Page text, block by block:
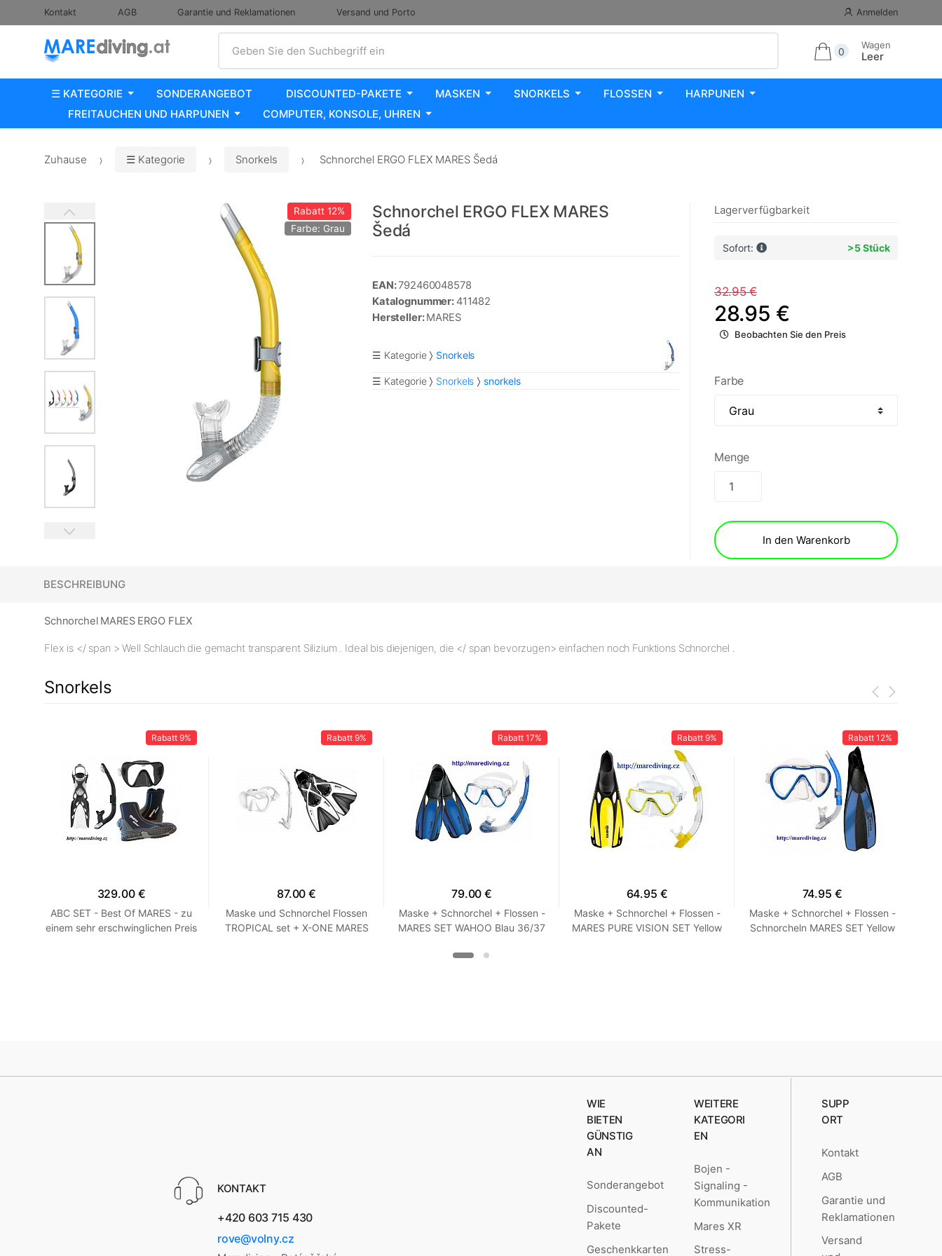
Kontakt AGB Garantie und Reklamationen Versand und Porto Anmelden
Geben Sie den Suchbegriff ein
0
Wagen
Leer
☰ KATEGORIE SONDERANGEBOT DISCOUNTED-PAKETE MASKEN SNORKELS FLOSSEN
HARPUNEN
FREITAUCHEN UND HARPUNEN
COMPUTER, KONSOLE, UHREN
Zuhause ☰ Kategorie Snorkels Schnorchel ERGO FLEX MARES Šedá
Rabatt12%
Farbe: Grau
Schnorchel ERGO FLEX MARES
Šedá
EAN:792460048578
Katalognummer: 411482
Hersteller:MARES
☰ Kategorie Snorkels
☰ Kategorie Snorkels snorkels
Lagerverfügbarkeit
Sofort: >5 Stück
32.95 €
28.95 €
Beobachten Sie den Preis
Farbe
Menge
In den Warenkorb
BESCHREIBUNG
Schnorchel MARES ERGO FLEX
Flex is </ span > Well Schlauch die gemacht transparent Silizium . Ideal bis diejenigen, die </ span bevorzugen> einfachen noch Funktions Schnorchel .
Snorkels
Rabatt 9%
329.00 €
ABC SET - Best Of MARES - zu
einem sehr erschwinglichen Preis
Rabatt 9%
87.00 €
Maske und Schnorchel Flossen
TROPICAL set + X-ONE MARES
Rabatt 17%
79.00 €
Maske + Schnorchel + Flossen -
MARES SET WAHOO Blau 36/37
Rabatt 9%
64.95 €
Maske + Schnorchel + Flossen -
MARES PURE VISION SET Yellow
Rabatt 12%
74.95 €
Maske + Schnorchel + Flossen -
Schnorcheln MARES SET Yellow
KONTAKT
+420 603 715 430
rove@volny.cz
WIE
BIETEN
GÜNSTIG
AN
Sonderangebot
Discounted-
Pakete
Geschenkkarten
WEITERE
KATEGORI
EN
Bojen -
Signaling -
Kommunikation
Mares XR
Stress-
SUPP
ORT
Kontakt
AGB
Garantie und
Reklamationen
Versand